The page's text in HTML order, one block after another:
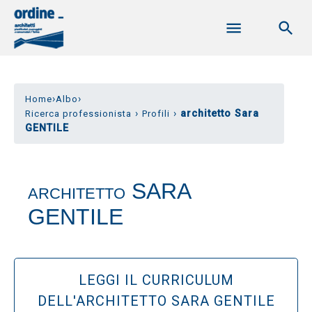
Home›Albo›
Ricerca professionista › Profili › architetto Sara
GENTILE
ARCHITETTO SARA
GENTILE
LEGGI IL CURRICULUM
DELL'ARCHITETTO SARA GENTILE